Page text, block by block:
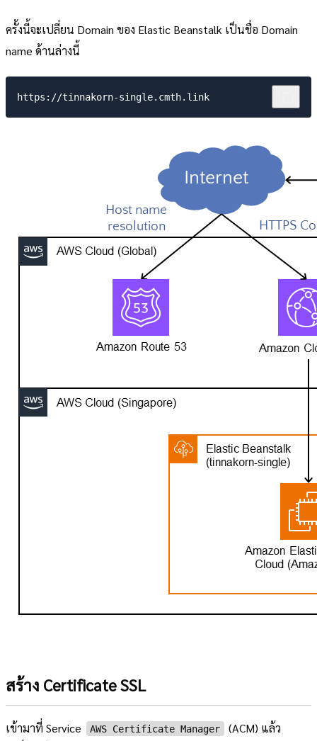
ครั้งนี้จะเปลี่ยน Domain ของ Elastic Beanstalk เป็นชื่อ Domain
name ด้านล่างนี้
สร้าง Certificate SSL
เข้ามาที่ Service AWS Certificate Manager
(ACM) แล้ว